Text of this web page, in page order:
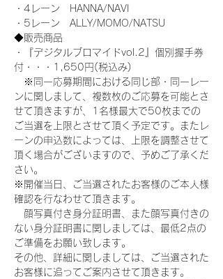
・4レーン　HANNA/NAVI
・5レーン　ALLY/MOMO/NATSU
◆販売商品
・『デジタルブロマイドvol.2』個別握手券
付・・・1,650円(税込み)
※同一応募期間における同じ部・同一レー
ンに関しまして、複数枚のご応募を可能とさ
せて頂きますが、1名様最大で50枚までの
ご当選を上限とさせて頂く予定です。またレ
ーンの申込数によっては、上限を調整させて
頂く場合がございますので、予めご了承くだ
さい。
※開催当日、ご当選されたお客様のご本人様
確認を行なわせて頂きます。
顔写真付き身分証明書、また顔写真付きの
ない身分証明書に関しましては、最低2点の
ご準備をお願い致します。
その他、詳細に関しましては、ご当選された
お客様に追ってご案内させて頂きます。